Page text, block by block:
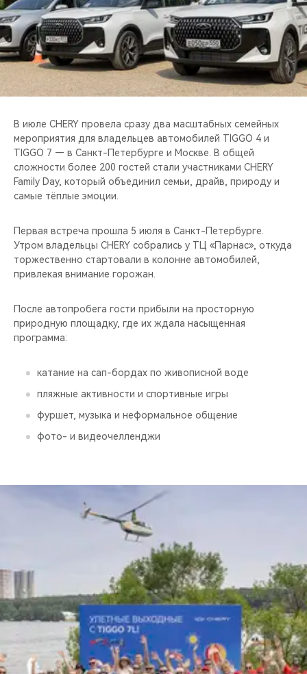
CHERY CONNECT
НАШИ МЕРОПРИЯТИЯ
В июле CHERY провела сразу два масштабных семейных
мероприятия для владельцев автомобилей TIGGO 4 и
TIGGO 7 — в Санкт-Петербурге и Москве. В общей
сложности более 200 гостей стали участниками CHERY
Family Day, который объединил семьи, драйв, природу и
самые тёплые эмоции.
Первая встреча прошла 5 июля в Санкт-Петербурге.
Утром владельцы CHERY собрались у ТЦ «Парнас», откуда
торжественно стартовали в колонне автомобилей,
привлекая внимание горожан.
После автопробега гости прибыли на просторную
природную площадку, где их ждала насыщенная
программа:
катание на сап-бордах по живописной воде
пляжные активности и спортивные игры
фуршет, музыка и неформальное общение
фото- и видеочелленджи